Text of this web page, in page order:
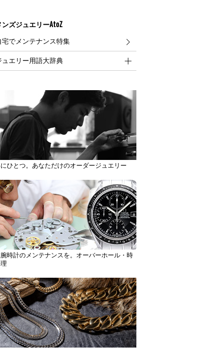
ンズジュエリーAtoZ
宅でメンテナンス特集
ュエリー用語大辞典
ひとつ。あなただけのオーダージュエリー
時計のメンテナンスを。オーバーホール・時